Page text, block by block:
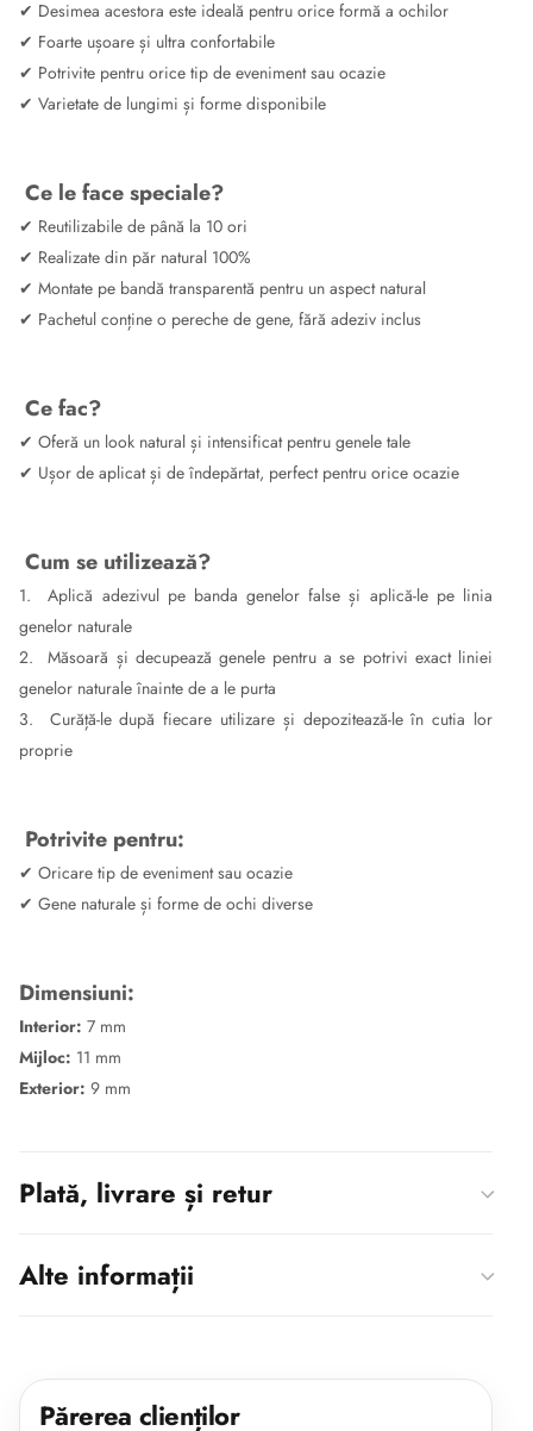
✔ Desimea acestora este ideală pentru orice formă a ochilor
✔ Foarte ușoare și ultra confortabile
✔ Potrivite pentru orice tip de eveniment sau ocazie
✔ Varietate de lungimi și forme disponibile
Ce le face speciale?
✔ Reutilizabile de până la 10 ori
✔ Realizate din păr natural 100%
✔ Montate pe bandă transparentă pentru un aspect natural
✔ Pachetul conține o pereche de gene, fără adeziv inclus
Ce fac?
✔ Oferă un look natural și intensificat pentru genele tale
✔ Ușor de aplicat și de îndepărtat, perfect pentru orice ocazie
Cum se utilizează?
1. Aplică adezivul pe banda genelor false și aplică-le pe linia
genelor naturale
2. Măsoară și decupează genele pentru a se potrivi exact liniei
genelor naturale înainte de a le purta
3. Curăță-le după fiecare utilizare și depozitează-le în cutia lor
proprie
Potrivite pentru:
✔ Oricare tip de eveniment sau ocazie
✔ Gene naturale și forme de ochi diverse
Dimensiuni:
Interior: 7 mm
Mijloc: 11 mm
Exterior: 9 mm
Plată, livrare și retur
Alte informații
Părerea clienților